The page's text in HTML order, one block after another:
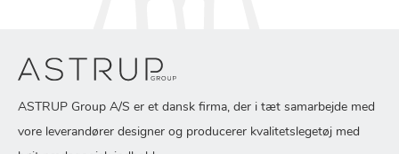
ASTRUP Group A/S er et dansk firma, der i tæt samarbejde med
vore leverandører designer og producerer kvalitetslegetøj med